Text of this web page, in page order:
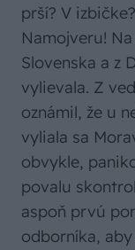
prší? V
Namojveru!
Slovenska a z
vylievala. Z
oznámil, že u
vyliala sa
obvykle,
povalu
aspoň prvú
odborníka,